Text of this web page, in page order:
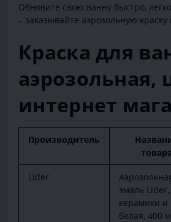
Обновите свою ванну быстро,
– заказывайте аэрозольную
Краска для
аэрозольная,
интернет
Производитель
товара
Lider
эмаль Lider,
керамики и
белая, 400